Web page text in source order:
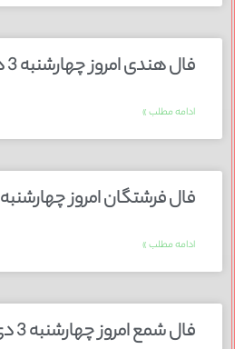
فال هندی امروز چهارشنبه 3 دی 1404
ادامه مطلب »
فال فرشتگان امروز چهارشنبه 3 دی 1404
ادامه مطلب »
فال شمع امروز چهارشنبه 3 دی 1404